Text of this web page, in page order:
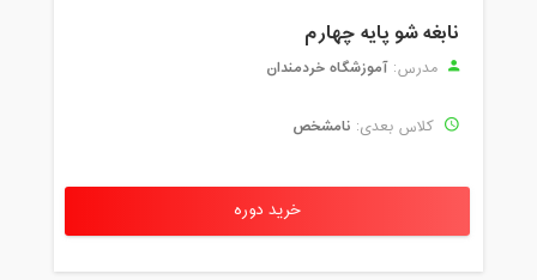
نابغه شو پایه چهارم
مدرس: آموزشگاه خردمندان
کلاس بعدی: نامشخص
خرید دوره